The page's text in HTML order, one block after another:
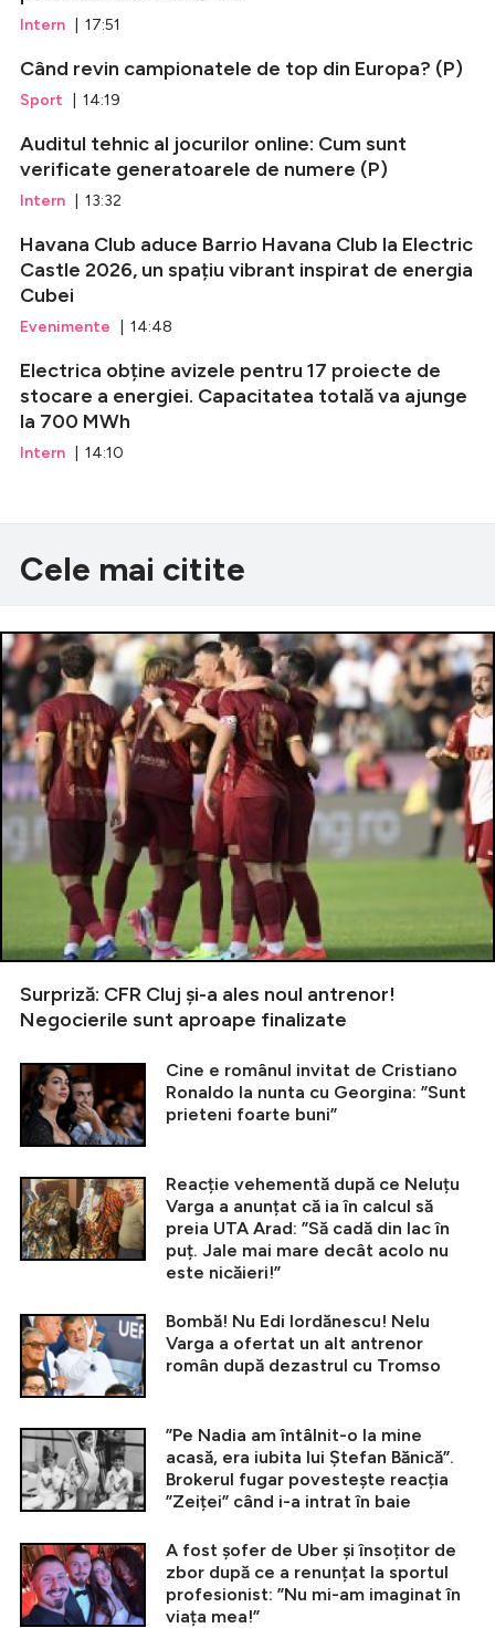
Intern | 17:51
Când revin campionatele de top din Europa? (P)
Sport | 14:19
Auditul tehnic al jocurilor online: Cum sunt
verificate generatoarele de numere (P)
Intern | 13:32
Havana Club aduce Barrio Havana Club la Electric
Castle 2026, un spațiu vibrant inspirat de energia
Cubei
Evenimente | 14:48
Electrica obține avizele pentru 17 proiecte de
stocare a energiei. Capacitatea totală va ajunge
la 700 MWh
Intern | 14:10
Cele mai citite
Surpriză: CFR Cluj și-a ales noul antrenor!
Negocierile sunt aproape finalizate
Cine e românul invitat de Cristiano
Ronaldo la nunta cu Georgina: ”Sunt
prieteni foarte buni”
Reacție vehementă după ce Neluțu
Varga a anunțat că ia în calcul să
preia UTA Arad: ”Să cadă din lac în
puț. Jale mai mare decât acolo nu
este nicăieri!”
Bombă! Nu Edi Iordănescu! Nelu
Varga a ofertat un alt antrenor
român după dezastrul cu Tromso
”Pe Nadia am întâlnit-o la mine
acasă, era iubita lui Ștefan Bănică”.
Brokerul fugar povestește reacția
”Zeiței” când i-a intrat în baie
A fost șofer de Uber și însoțitor de
zbor după ce a renunțat la sportul
profesionist: ”Nu mi-am imaginat în
viața mea!”